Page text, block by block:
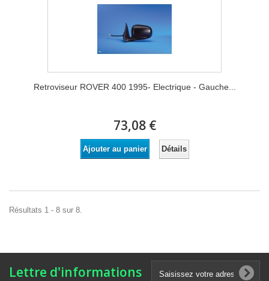
Retroviseur ROVER 400 1995- Electrique - Gauche...
73,08 €
Ajouter au panier Détails
Résultats 1 - 8 sur 8.
Lettre d'informations